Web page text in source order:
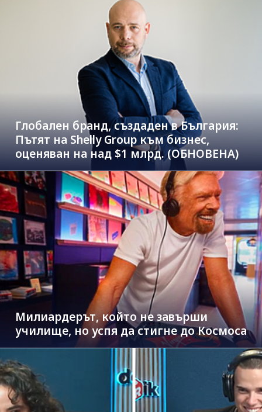
Глобален бранд, създаден в България:
Пътят на Shelly Group към бизнес,
оценяван на над $1 млрд. (ОБНОВЕНА)
Милиардерът, който не завърши
училище, но успя да стигне до Космоса